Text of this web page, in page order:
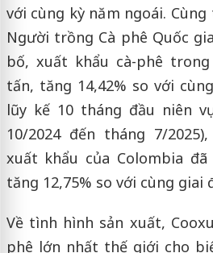
với cùng kỳ năm ngoái.
Người trồng Cà phê Quốc
bố, xuất khẩu cà-phê
tấn, tăng 14,42% so với
lũy kế 10 tháng đầu niên
10/2024 đến tháng 7/
xuất khẩu của Colombia
tăng 12,75% so với cùng giai
Về tình hình sản xuất,
phê lớn nhất thế giới cho